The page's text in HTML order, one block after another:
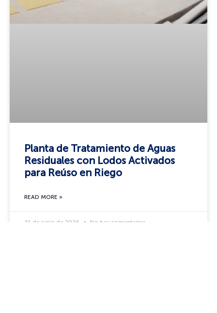
Planta de Tratamiento de Aguas
Residuales con Lodos Activados
para Reúso en Riego
READ MORE »
21 de junio de 2026 No hay comentarios